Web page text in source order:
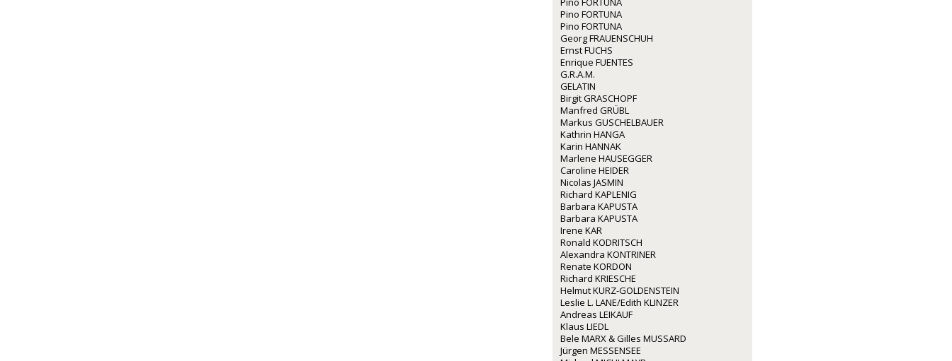
Pino FORTUNA
Pino FORTUNA
Georg FRAUENSCHUH
Ernst FUCHS
Enrique FUENTES
G.R.A.M.
GELATIN
Birgit GRASCHOPF
Manfred GRÜBL
Markus GUSCHELBAUER
Kathrin HANGA
Karin HANNAK
Marlene HAUSEGGER
Caroline HEIDER
Nicolas JASMIN
Richard KAPLENIG
Barbara KAPUSTA
Barbara KAPUSTA
Irene KAR
Ronald KODRITSCH
Alexandra KONTRINER
Renate KORDON
Richard KRIESCHE
Helmut KURZ-GOLDENSTEIN
Leslie L. LANE/Edith KLINZER
Andreas LEIKAUF
Klaus LIEDL
Bele MARX & Gilles MUSSARD
Jürgen MESSENSEE